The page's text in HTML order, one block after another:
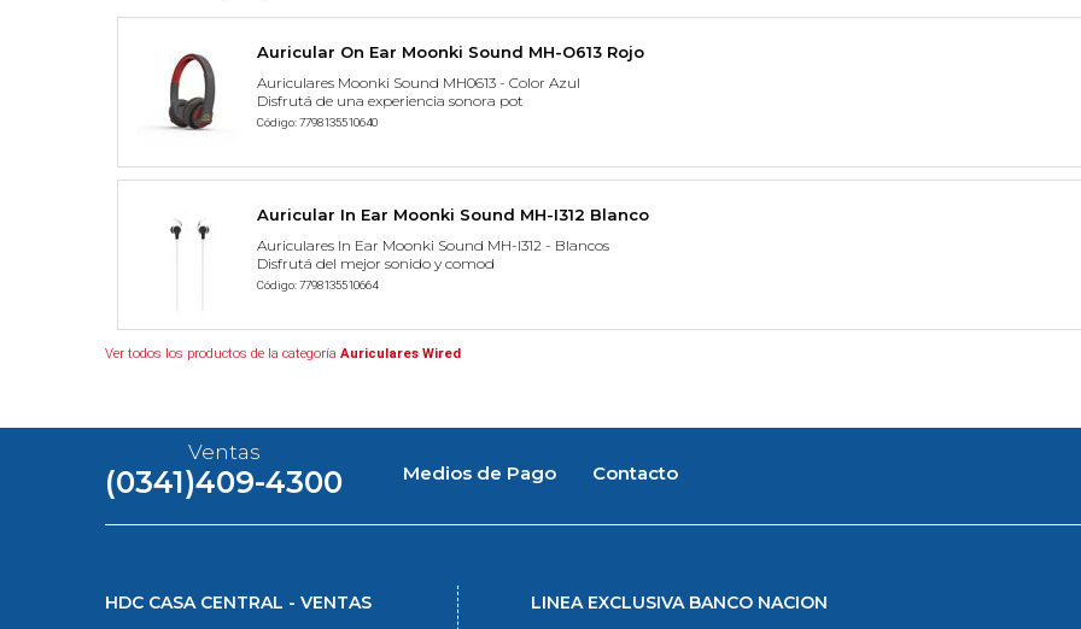
Auricular On Ear Moonki Sound MH-O613 Rojo
Auriculares Moonki Sound MH0613 - Color Azul
Disfrutá de una experiencia sonora pot
Código: 7798135510640
Auricular In Ear Moonki Sound MH-I312 Blanco
Auriculares In Ear Moonki Sound MH-I312 - Blancos
Disfrutá del mejor sonido y comod
Código: 7798135510664
Ver todos los productos de la categoría Auriculares Wired
Ventas
(0341)409-4300 Medios de Pago Contacto
HDC CASA CENTRAL - VENTAS
LINEA EXCLUSIVA BANCO NACION